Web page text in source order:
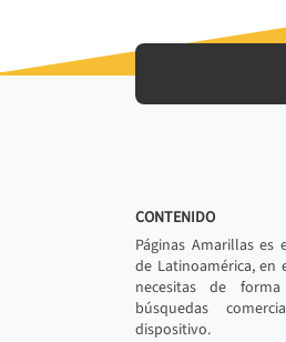
CONTENIDO
Páginas Amarillas
de Latinoamérica,
necesitas de
búsquedas
dispositivo.